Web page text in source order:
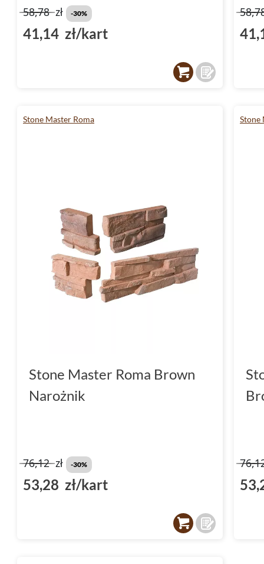
58,78zł -30%
41,14 zł/kart
Stone Master Roma
Stone Master Roma Brown
Narożnik
76,12zł -30%
53,28 zł/kart
Stone